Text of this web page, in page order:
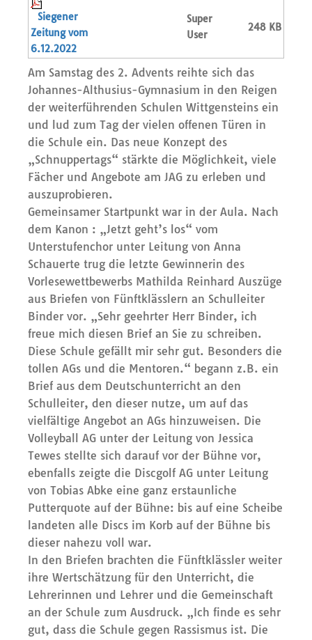
Siegener
Zeitung vom
6.12.2022
Super
User
248 KB
Am Samstag des 2. Advents reihte sich das
Johannes-Althusius-Gymnasium in den Reigen
der weiterführenden Schulen Wittgensteins ein
und lud zum Tag der vielen offenen Türen in
die Schule ein. Das neue Konzept des
„Schnuppertags“ stärkte die Möglichkeit, viele
Fächer und Angebote am JAG zu erleben und
auszuprobieren.
Gemeinsamer Startpunkt war in der Aula. Nach
dem Kanon : „Jetzt geht’s los“ vom
Unterstufenchor unter Leitung von Anna
Schauerte trug die letzte Gewinnerin des
Vorlesewettbewerbs Mathilda Reinhard Auszüge
aus Briefen von Fünftklässlern an Schulleiter
Binder vor. „Sehr geehrter Herr Binder, ich
freue mich diesen Brief an Sie zu schreiben.
Diese Schule gefällt mir sehr gut. Besonders die
tollen AGs und die Mentoren.“ begann z.B. ein
Brief aus dem Deutschunterricht an den
Schulleiter, den dieser nutze, um auf das
vielfältige Angebot an AGs hinzuweisen. Die
Volleyball AG unter der Leitung von Jessica
Tewes stellte sich darauf vor der Bühne vor,
ebenfalls zeigte die Discgolf AG unter Leitung
von Tobias Abke eine ganz erstaunliche
Putterquote auf der Bühne: bis auf eine Scheibe
landeten alle Discs im Korb auf der Bühne bis
dieser nahezu voll war.
In den Briefen brachten die Fünftklässler weiter
ihre Wertschätzung für den Unterricht, die
Lehrerinnen und Lehrer und die Gemeinschaft
an der Schule zum Ausdruck. „Ich finde es sehr
gut, dass die Schule gegen Rassismus ist. Die